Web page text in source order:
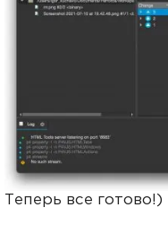
Теперь все готово!)